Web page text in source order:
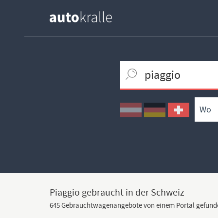
Ortssuche
Umkreissuche
Typsuche
Piaggio gebraucht in der Schweiz
645 Gebrauchtwagenangebote von einem Portal